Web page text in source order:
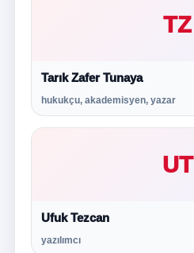
TZ
Tarık Zafer Tunaya
hukukçu, akademisyen, yazar
UT
Ufuk Tezcan
yazılımcı